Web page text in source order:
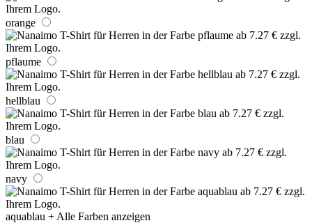
orange
pflaume
hellblau
blau
navy
aquablau + Alle Farben anzeigen